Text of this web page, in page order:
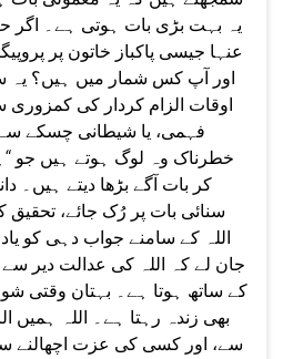
یہ بہت بڑی بات ہوتی ہے۔
عنہا جیسی پاکباز خاتون پر
اور آپ کس شمار میں ہیں؟ یہ
اوقات الزام کردار کی
فہمی، یا شیطانی چسکے
خطرناک وہ لوگ ہوتے ہیں جو
کر بات آگے بڑھا دیتے ہیں۔
سنائی بات پر رُک جائے، تحقیق
اللہ کے سامنے جواب دہی کو
جان لے کہ اللہ کی عدالت دیر
کے ساتھ ہوتا ہے۔ بہتان وقتی
بھی زندہ رہتا ہے۔ اللہ ہمیں
سے، اور کسی کی عزت اچھالنے